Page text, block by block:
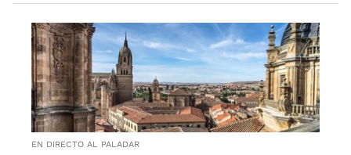
EN DIRECTO AL PALADAR